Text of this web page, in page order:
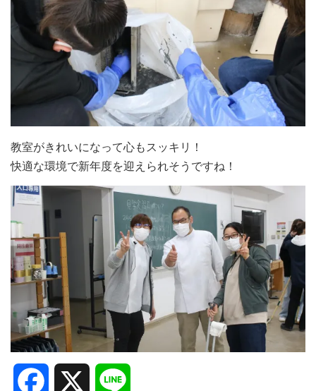
教室がきれいになって心もスッキリ！
快適な環境で新年度を迎えられそうですね！
Facebook